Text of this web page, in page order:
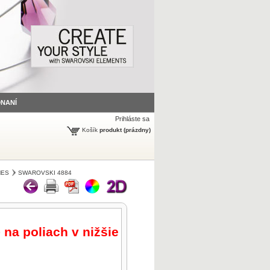
Prihláste sa
Košík produkt (prázdny)
SWAROVSKI 4884
poliach v nižšie